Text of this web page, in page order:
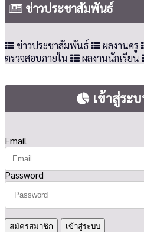
ข่าวประชาสัมพันธ์
ข่าวประชาสัมพันธ์ ผลงานครู
ตรวจสอบภายใน
ผลงานนักเรียน
เข้าสู่ระ
Email
Password
สมัครสมาชิก